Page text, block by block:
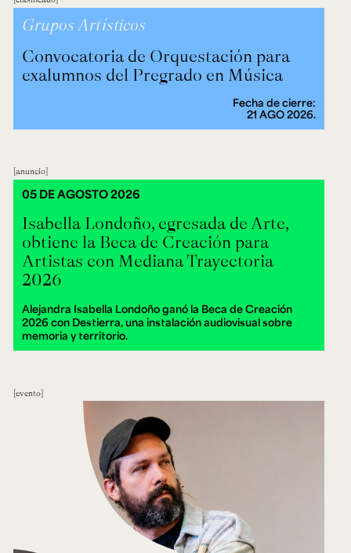
Grupos Artísticos
Convocatoria de Orquestación para
exalumnos del Pregrado en Música
Fecha de cierre:
21 AGO 2026.
anuncio
Isabella Londoño, egresada de Arte,
obtiene la Beca de Creación para
Artistas con Mediana Trayectoria
2026
Alejandra Isabella Londoño ganó la Beca de Creación
2026 con Destierra, una instalación audiovisual sobre
memoria y territorio.
05 DE AGOSTO 2026
evento